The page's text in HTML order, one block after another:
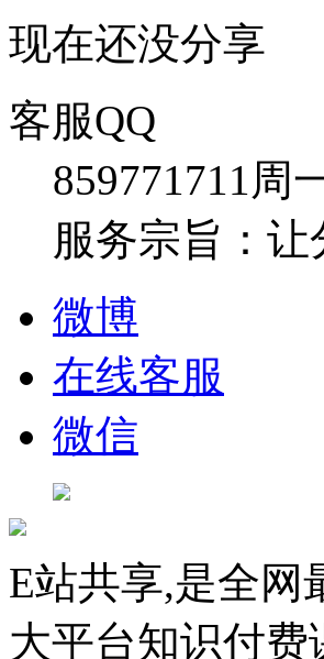
现在还没分享
客服QQ
859771711周
服务宗旨：
微博
在线客服
微信
E站共享,是全网
大平台知识付